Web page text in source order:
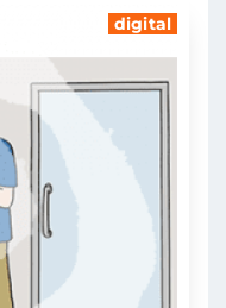
digital